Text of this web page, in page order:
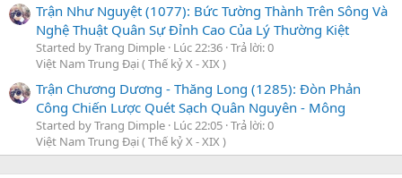
Trận Như Nguyệt (1077): Bức Tường Thành Trên Sông Và
Nghệ Thuật Quân Sự Đỉnh Cao Của Lý Thường Kiệt
Started by Trang Dimple Lúc 22:36 Trả lời: 0
Việt Nam Trung Đại ( Thế kỷ X - XIX )
Trận Chương Dương - Thăng Long (1285): Đòn Phản
Công Chiến Lược Quét Sạch Quân Nguyên - Mông
Started by Trang Dimple Lúc 22:05 Trả lời: 0
Việt Nam Trung Đại ( Thế kỷ X - XIX )